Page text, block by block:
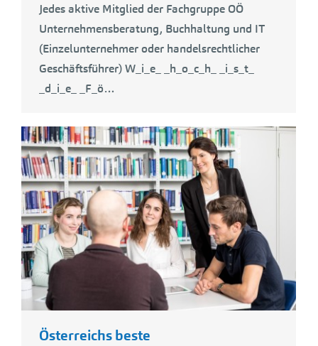
Jedes aktive Mitglied der Fachgruppe OÖ
Unternehmensberatung, Buchhaltung und IT
(Einzelunternehmer oder handelsrechtlicher
Geschäftsführer) W_i_e_ _h_o_c_h_ _i_s_t_
_d_i_e_ _F_ö…
Österreichs beste